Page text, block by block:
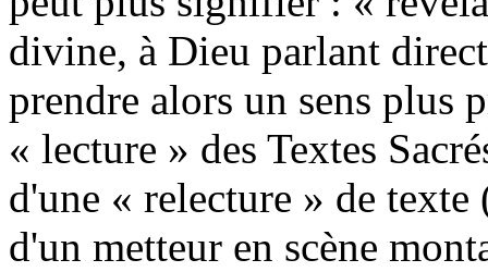
divine, à Dieu parlant
prendre alors un sens plus
« lecture » des Textes
d'une « relecture » de
d'un metteur en scène